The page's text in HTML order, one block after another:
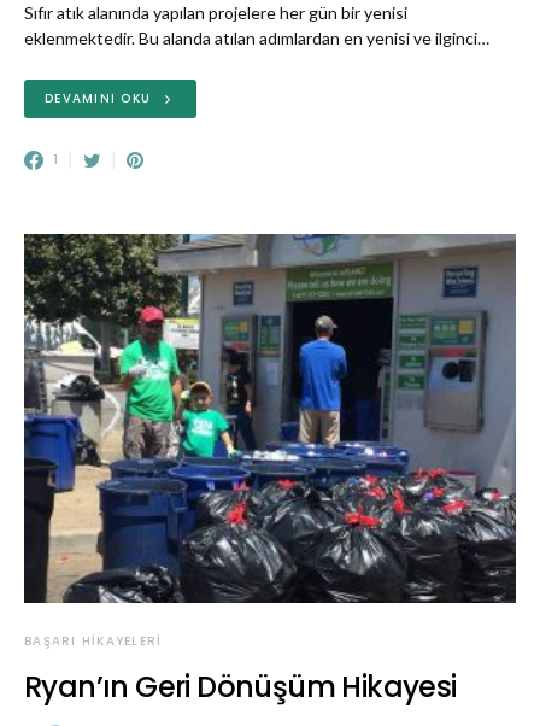
Sıfır atık alanında yapılan projelere her gün bir yenisi
eklenmektedir. Bu alanda atılan adımlardan en yenisi ve ilginci…
DEVAMINI OKU
1
BAŞARI HIKAYELERI
Ryan’ın Geri Dönüşüm Hikayesi